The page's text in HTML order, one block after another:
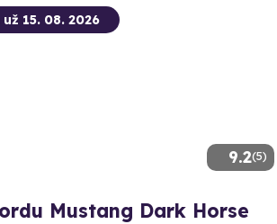
9.2(5)
15. 08. 2026
Mustang Dark Horse